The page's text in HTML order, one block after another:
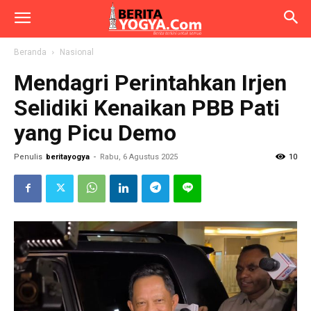
Beranda Nasional
Mendagri Perintahkan Irjen
Selidiki Kenaikan PBB Pati
yang Picu Demo
Penulis beritayogya - Rabu, 6 Agustus 2025 10